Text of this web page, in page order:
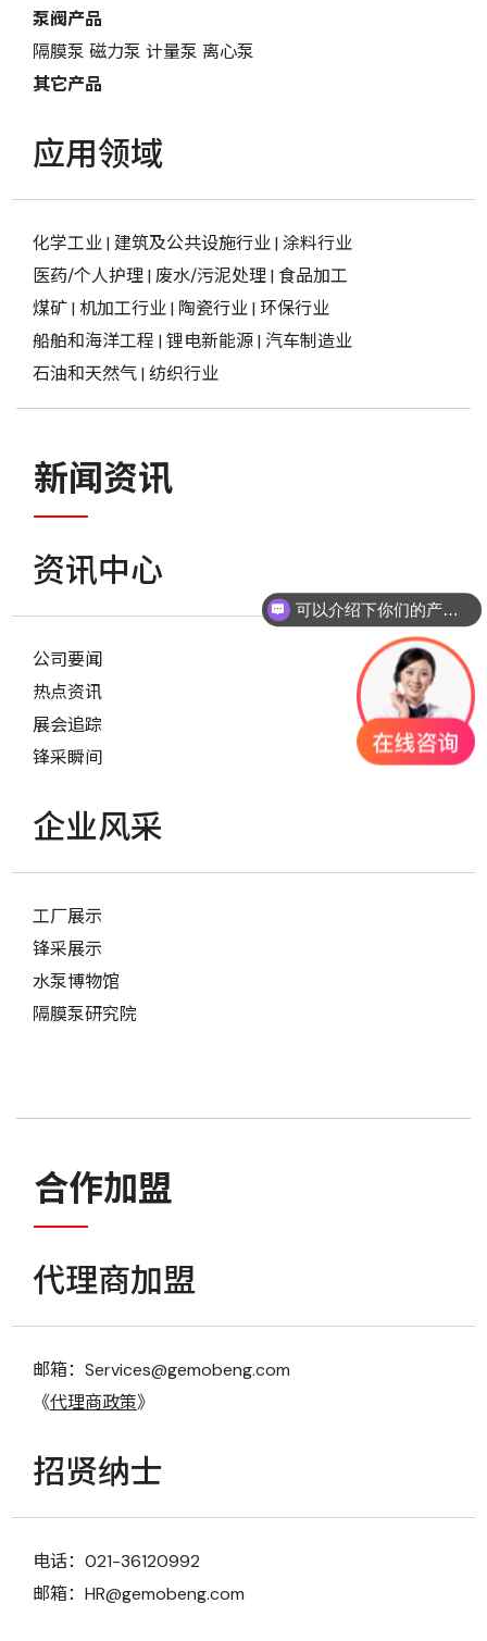
泵阀产品
隔膜泵 磁力泵 计量泵 离心泵
其它产品
应用领域
化学工业| 建筑及公共设施行业| 涂料行业
医药/个人护理| 废水/污泥处理| 食品加工
煤矿| 机加工行业| 陶瓷行业| 环保行业
船舶和海洋工程 | 锂电新能源| 汽车制造业
石油和天然气| 纺织行业
新闻资讯
资讯中心
公司要闻
热点资讯
展会追踪
锋采瞬间
企业风采
工厂展示
锋采展示
水泵博物馆
隔膜泵研究院
合作加盟
代理商加盟
邮箱：Services@gemobeng.com
《代理商政策》
招贤纳士
电话：021-36120992
邮箱：HR@gemobeng.com
可以介绍下你们的产品么？